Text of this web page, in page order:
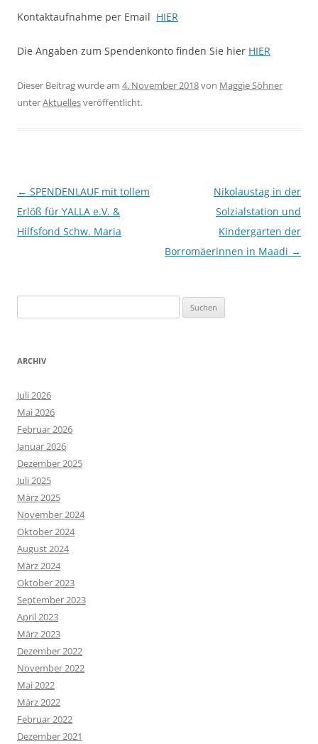
Kontaktaufnahme per Email HIER
Die Angaben zum Spendenkonto finden Sie hier HIER
Dieser Beitrag wurde am 4. November 2018von Maggie Söhner
unterAktuellesveröffentlicht.
Beitragsnavigation
← SPENDENLAUF mit tollem
Erlöß für YALLA e.V. &
Hilfsfond Schw. Maria
Nikolaustag in der
Solzialstation und
Kindergarten der
Borromäerinnen in Maadi →
nach:
ARCHIV
Juli 2026
Mai 2026
Februar 2026
Januar 2026
Dezember 2025
Juli 2025
März 2025
November 2024
Oktober 2024
August 2024
März 2024
Oktober 2023
September 2023
April 2023
März 2023
Dezember 2022
November 2022
Mai 2022
März 2022
Februar 2022
Dezember 2021